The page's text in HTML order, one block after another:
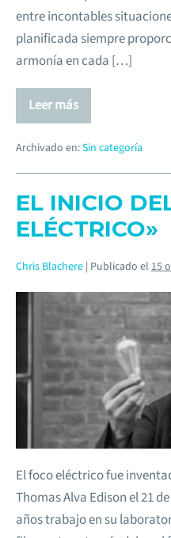
entre incontables
planificada siempre
armonía en cada […]
Leer más
Archivado en:Sin categoría
EL INICIO
ELÉCTRICO»
Chris Blachere | Publicado el 15
El foco eléctrico fue
Thomas Alva Edison el 21
años trabajo en su